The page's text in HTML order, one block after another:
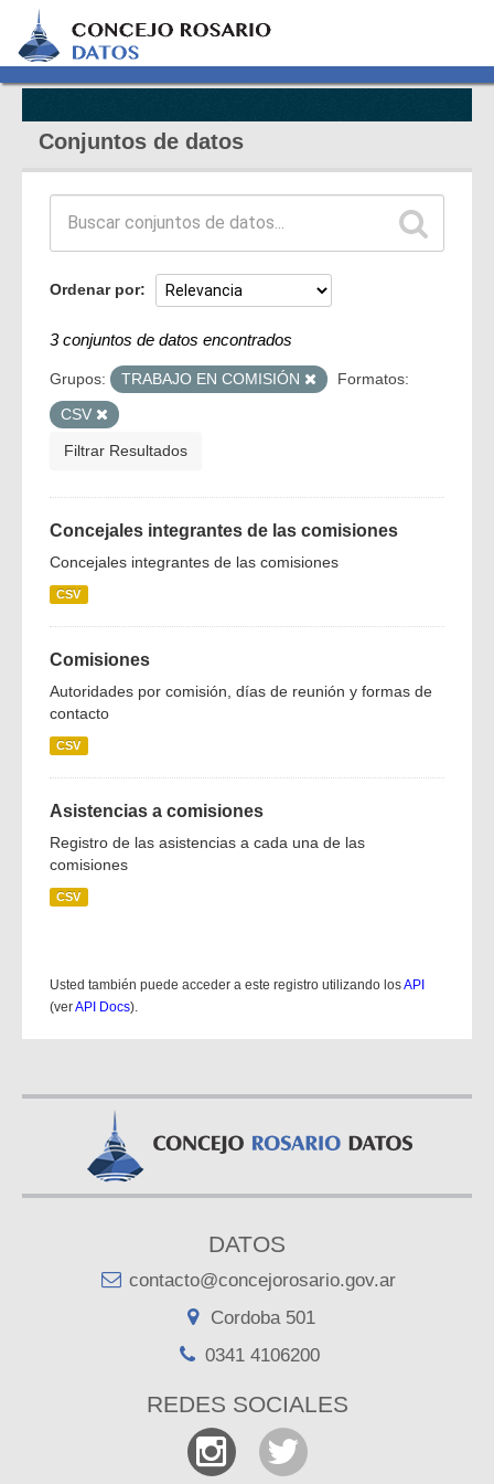
Conjuntos de datos
Ordenar por
3 conjuntos de datos encontrados
Grupos: TRABAJO EN COMISIÓN
Formatos:
CSV
Filtrar Resultados
Concejales integrantes de las comisiones
Concejales integrantes de las comisiones
CSV
Comisiones
Autoridades por comisión, días de reunión y formas de
contacto
CSV
Asistencias a comisiones
Registro de las asistencias a cada una de las
comisiones
CSV
Usted también puede acceder a este registro utilizando losAPI
(verAPI Docs).
DATOS
contacto@concejorosario.gov.ar
Cordoba 501
0341 4106200
REDES SOCIALES